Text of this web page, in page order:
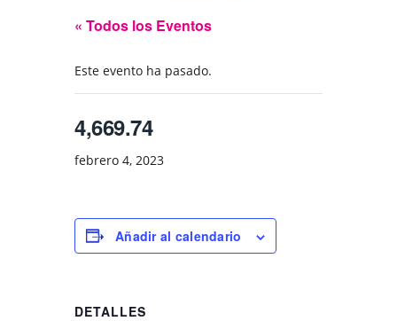
« Todos los Eventos
Este evento ha pasado.
4,669.74
febrero 4, 2023
Añadir al calendario
DETALLES